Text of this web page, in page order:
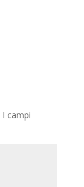
I campi